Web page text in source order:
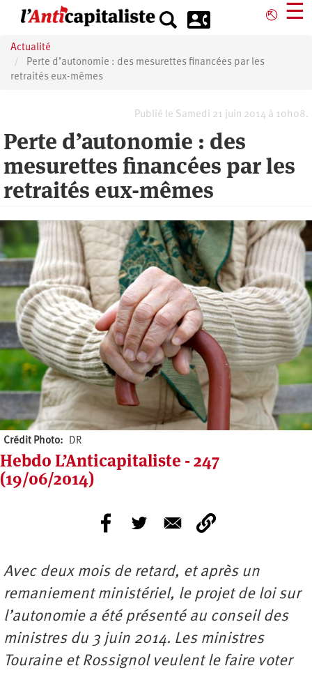
principal
⎋ ☰
Actualité
Perte d’autonomie : des mesurettes financées par les
retraités eux-mêmes
Publié le Samedi 21 juin 2014 à 10h08.
Perte d’autonomie : des
mesurettes financées par les
retraités eux-mêmes
Crédit Photo DR
Hebdo L’Anticapitaliste - 247
(19/06/2014)
Avec deux mois de retard, et après un
remaniement ministériel, le projet de loi sur
l’autonomie a été présenté au conseil des
ministres du 3 juin 2014. Les ministres
Touraine et Rossignol veulent le faire voter